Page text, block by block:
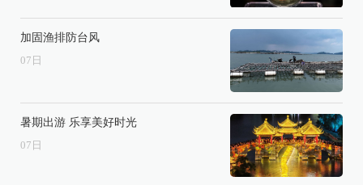
加固渔排防台风
07 日
暑期出游 乐享美好时光
07 日